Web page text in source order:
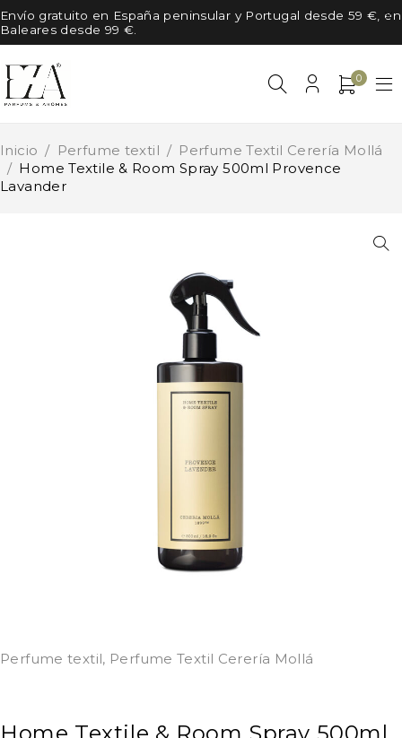
Envío gratuito en España peninsular y Portugal desde 59 €, en
Baleares desde 99 €.
0
Inicio / Perfume textil / Perfume Textil Cerería Mollá
/ Home Textile & Room Spray 500ml Provence
Lavander
Perfume textil, Perfume Textil Cerería Mollá